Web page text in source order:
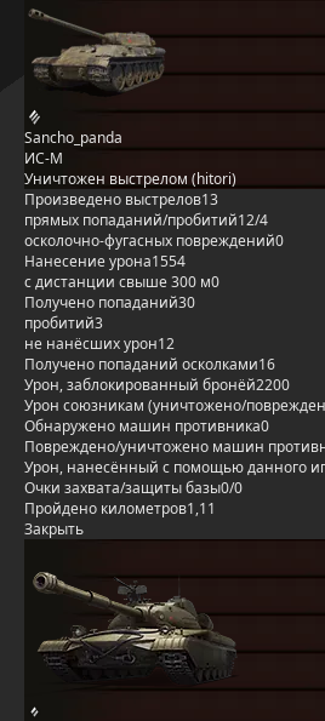
Sancho_panda
ИС-М
Уничтожен выстрелом (hitori)
Произведено выстрелов13
прямых попаданий/пробитий12/4
осколочно-фугасных повреждений0
Нанесение урона1554
с дистанции свыше 300 м0
Получено попаданий30
пробитий3
не нанёсших урон12
Получено попаданий осколками16
Урон, заблокированный бронёй2200
Урон союзникам (уничтожено/
Обнаружено машин противника0
Повреждено/уничтожено машин
Урон, нанесённый с помощью данного
Очки захвата/защиты базы0/0
Пройдено километров1,11
Закрыть